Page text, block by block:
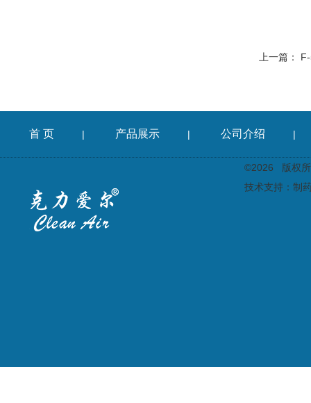
上一篇：
首 页 | 产品展示 | 公司介绍 |
©2026 版权所
技术支持： 制